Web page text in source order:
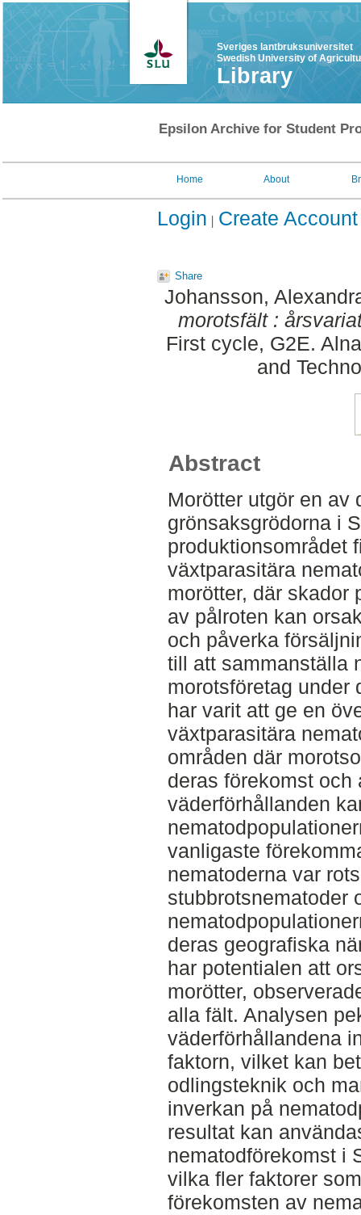
Sveriges lantbruksuniversitet
Swedish University of
Library
Epsilon Archive for Student
Home About
Login Create Account
Share
Johansson,
morotsfält :
First cycle, G2E.
and
Abstract
Morötter utgör en av
grönsaksgrödorna i
produktionsområdet
växtparasitära
morötter, där skador
av pålroten kan
och påverka
till att sammanställa
morotsföretag under
har varit att ge en
växtparasitära
områden där
deras förekomst och
väderförhållanden
vanligaste
nematoderna var
stubbrotsnematoder
deras geografiska
har potentialen att
morötter,
alla fält. Analysen
väderförhållandena
faktorn, vilket kan
odlingsteknik och
inverkan på
resultat kan
nematodförekomst i
vilka fler faktorer
förekomsten av